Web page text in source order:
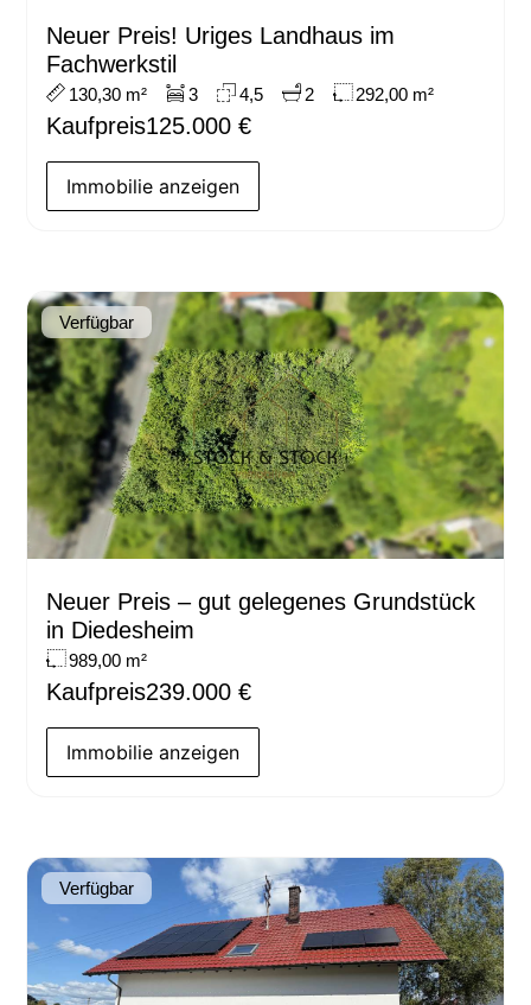
Neuer Preis! Uriges Landhaus im
Fachwerkstil
130,30 m² 3 4,5 2 292,00 m²
Kaufpreis125.000 €
Immobilie anzeigen
Verfügbar
Neuer Preis – gut gelegenes Grundstück
in Diedesheim
989,00 m²
Kaufpreis239.000 €
Immobilie anzeigen
Verfügbar